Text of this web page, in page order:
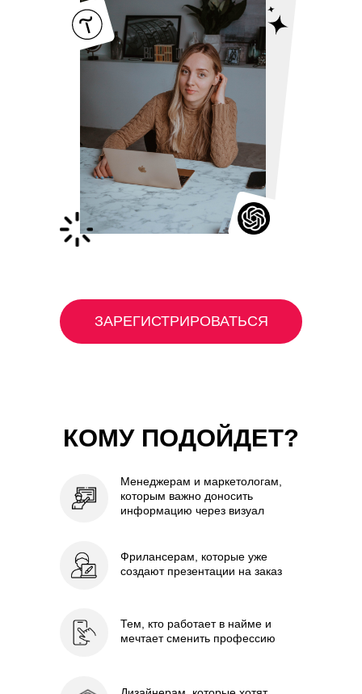
ЗАРЕГИСТРИРОВАТЬСЯ
КОМУ ПОДОЙДЕТ?
Менеджерам и маркетологам,
которым важно доносить
информацию через визуал
Фрилансерам, которые уже
создают презентации на заказ
Тем, кто работает в найме и
мечтает сменить профессию